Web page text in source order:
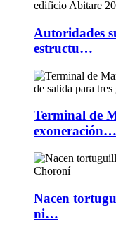
Autoridades
estructu…
Terminal de
exoneración…
Nacen
ni…